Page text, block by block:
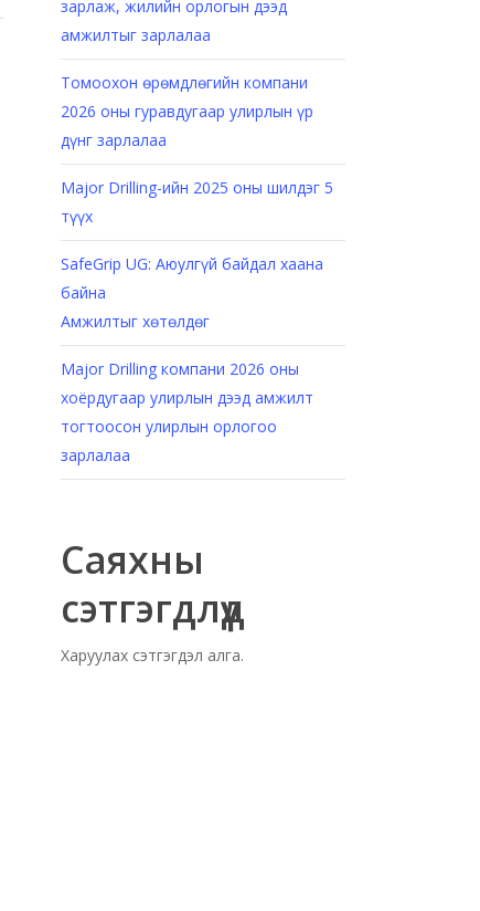
зарлаж, жилийн орлогын дээд
амжилтыг зарлалаа
Томоохон өрөмдлөгийн компани
2026 оны гуравдугаар улирлын үр
дүнг зарлалаа
Major Drilling-ийн 2025 оны шилдэг 5
түүх
SafeGrip UG: Аюулгүй байдал хаана
байна
Амжилтыг хөтөлдөг
Major Drilling компани 2026 оны
хоёрдугаар улирлын дээд амжилт
тогтоосон улирлын орлогоо
зарлалаа
Саяхны
сэтгэгдлүүд
Харуулах сэтгэгдэл алга.